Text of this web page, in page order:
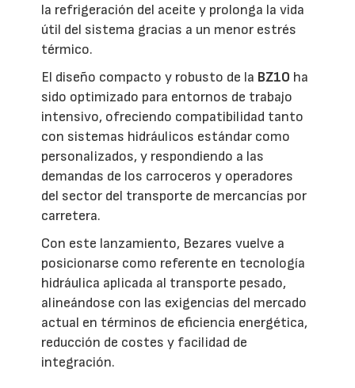
la refrigeración del aceite y prolonga la vida
útil del sistema gracias a un menor estrés
térmico.
El diseño compacto y robusto de la BZ10 ha
sido optimizado para entornos de trabajo
intensivo, ofreciendo compatibilidad tanto
con sistemas hidráulicos estándar como
personalizados, y respondiendo a las
demandas de los carroceros y operadores
del sector del transporte de mercancías por
carretera.
Con este lanzamiento, Bezares vuelve a
posicionarse como referente en tecnología
hidráulica aplicada al transporte pesado,
alineándose con las exigencias del mercado
actual en términos de eficiencia energética,
reducción de costes y facilidad de
integración.